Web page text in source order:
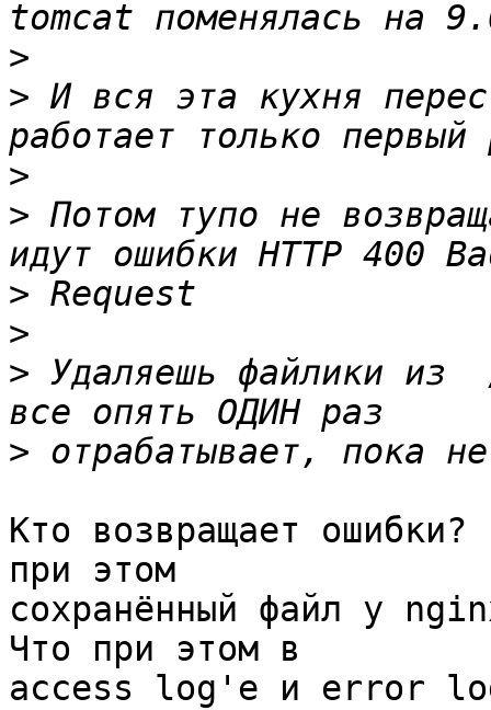
>
> И вся эта кухня
>
> Потом тупо не
>
>
> Удаляешь файлики
>
Кто возвращает
при этом
сохранённый файл у
Что при этом в
access log'е и error